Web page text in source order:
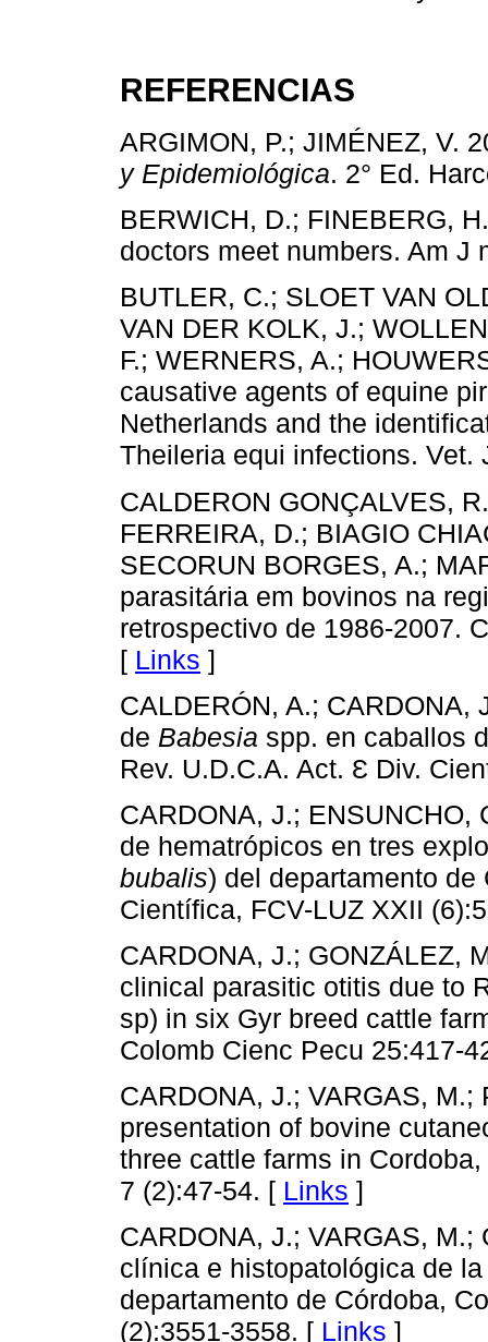
REFERENCIAS
ARGIMON, P.; JIMÉNEZ, V.
y Epidemiológica. 2° Ed.
BERWICH, D.; FINEBERG,
doctors meet numbers. Am J
BUTLER, C.; SLOET VAN
VAN DER KOLK, J.;
F.; WERNERS, A.;
causative agents of equine
Netherlands and the
Theileria equi infections.
CALDERON GONÇALVES,
FERREIRA, D.; BIAGIO
SECORUN BORGES, A.;
parasitária em bovinos na
retrospectivo de 1986-2007.
[ Links ]
CALDERÓN, A.; CARDONA,
de Babesia spp. en caballos
Rev. U.D.C.A. Act. Ɛ Div.
CARDONA, J.; ENSUNCHO,
de hematrópicos en tres
bubalis) del departamento
Científica, FCV-LUZ XXII
CARDONA, J.; GONZÁLEZ,
clinical parasitic otitis due to
sp) in six Gyr breed cattle
Colomb Cienc Pecu 25:417-
CARDONA, J.; VARGAS,
presentation of bovine
three cattle farms in
7 (2):47-54. [ Links ]
CARDONA, J.; VARGAS,
clínica e histopatológica de
departamento de Córdoba,
(2):3551-3558. [ Links ]